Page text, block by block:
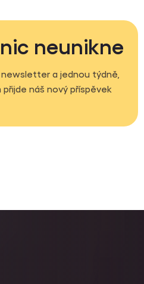
neunikne
newsletter a jednou týdně,
přijde náš nový příspěvek